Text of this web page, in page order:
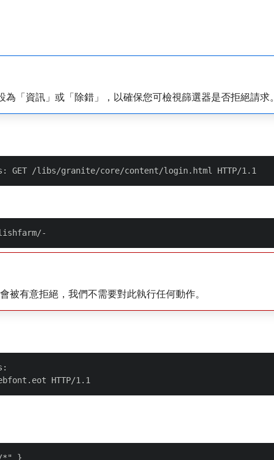
「資訊」或「除錯」，以確保您可檢視篩選器是否拒絕請求。
被有意拒絕，我們不需要對此執行任何動作。